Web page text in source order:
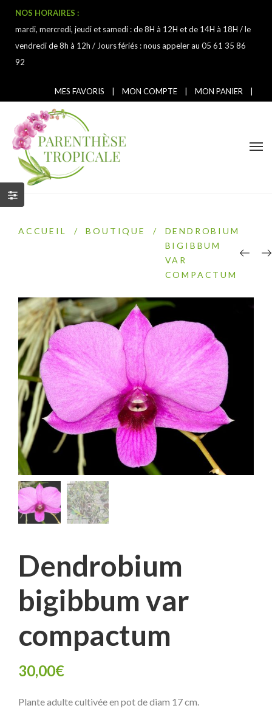
NOS HORAIRES :
mardi, mercredi, jeudi et samedi : de 8H à 12H et de 14H à 18H / le
vendredi de 8h à 12h / Jours fériés : nous appeler au 05 61 35 86
92
MES FAVORIS MON COMPTE MON PANIER
ACCUEIL / BOUTIQUE /
DENDROBIUM
BIGIBBUM
VAR
COMPACTUM
Dendrobium
bigibbum var
compactum
30,00€
Plante adulte cultivée en pot de diam 17 cm.